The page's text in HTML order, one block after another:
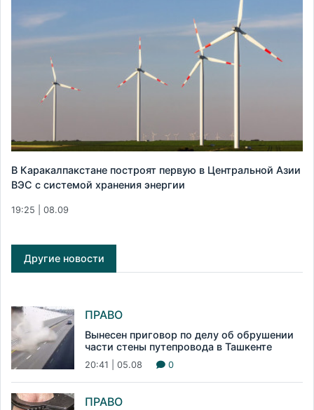
В Каракалпакстане построят первую в Центральной Азии
ВЭС с системой хранения энергии
19:25 | 08.09
Другие новости
ПРАВО
Вынесен приговор по делу об обрушении
части стены путепровода в Ташкенте
20:41 | 05.08 0
ПРАВО